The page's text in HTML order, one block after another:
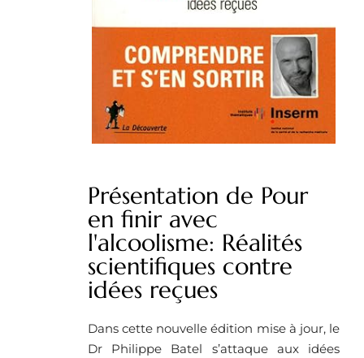
Présentation de Pour
en finir avec
l'alcoolisme: Réalités
scientifiques contre
idées reçues
Dans cette nouvelle édition mise à jour, le
Dr Philippe Batel s’attaque aux idées